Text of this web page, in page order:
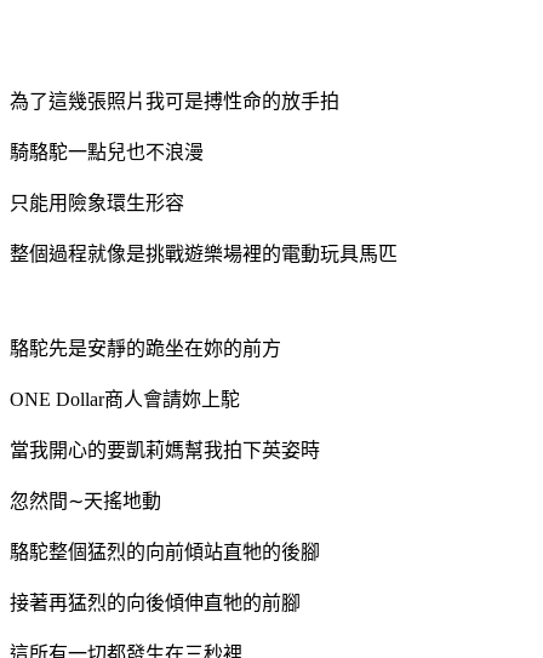
為了這幾張照片我可是搏性命的放手拍
騎駱駝一點兒也不浪漫
只能用險象環生形容
整個過程就像是挑戰遊樂場裡的電動玩具馬匹
駱駝先是安靜的跪坐在妳的前方
ONE Dollar商人會請妳上駝
當我開心的要凱莉媽幫我拍下英姿時
忽然間∼天搖地動
駱駝整個猛烈的向前傾站直牠的後腳
接著再猛烈的向後傾伸直牠的前腳
這所有一切都發生在三秒裡